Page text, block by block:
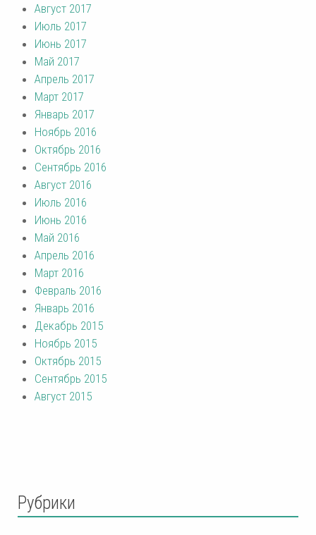
Август 2017
Июль 2017
Июнь 2017
Май 2017
Апрель 2017
Март 2017
Январь 2017
Ноябрь 2016
Октябрь 2016
Сентябрь 2016
Август 2016
Июль 2016
Июнь 2016
Май 2016
Апрель 2016
Март 2016
Февраль 2016
Январь 2016
Декабрь 2015
Ноябрь 2015
Октябрь 2015
Сентябрь 2015
Август 2015
Рубрики